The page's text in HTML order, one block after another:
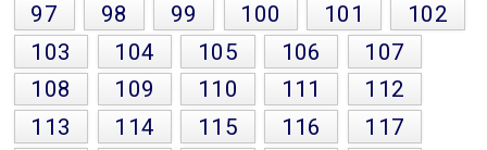
97
98 99 100 101
102
103
104 105 106
107
108
109 110 111
112
113
114 115 116
117